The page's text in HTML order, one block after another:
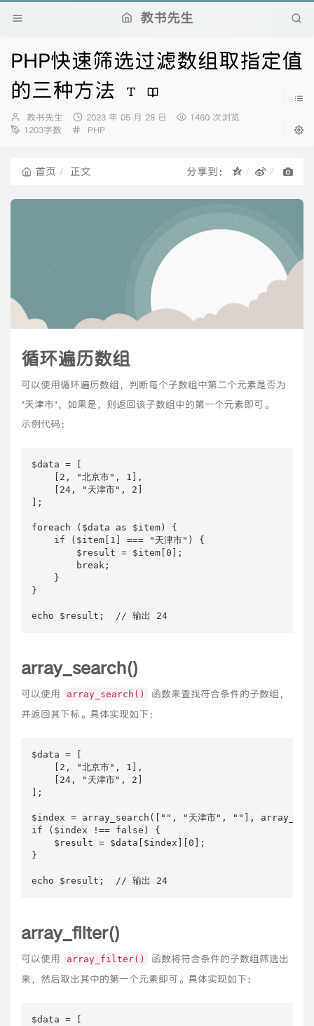
教书先生
PHP快速筛选过滤数组取指定值
的三种方法
博
主：
教书先生
发
布
2023 年 05 月 28 日
1460 次浏览
1203字数
分
PHP
首页 正文 分享到：
循环遍历数组
可以使用循环遍历数组，判断每个子数组中第二个元素是否为
"天津市"，如果是，则返回该子数组中的第一个元素即可。
示例代码：
$data = [
    [2, "北京市", 1],
    [24, "天津市", 2]
];
foreach ($data as $item) {
    if ($item[1] === "天津市") {
        $result = $item[0];
        break;
    }
}
echo $result;  // 输出 24
array_search()
可以使用 array_search()
函数来查找符合条件的子数组，
并返回其下标。具体实现如下：
$data = [
    [2, "北京市", 1],
    [24, "天津市", 2]
];
$index = array_search(["", "天津市", ""],
if ($index !== false) {
    $result = $data[$index][0];
}
echo $result;  // 输出 24
array_filter()
可以使用 array_filter()
函数将符合条件的子数组筛选出
来，然后取出其中的第一个元素即可。具体实现如下：
$data = [